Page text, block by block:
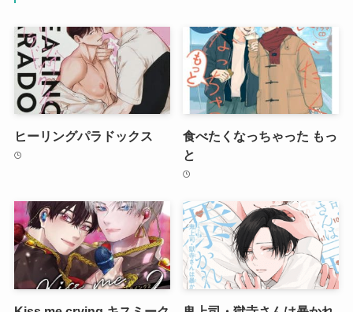
ヒーリングパラドックス
食べたくなっちゃった もっ
と